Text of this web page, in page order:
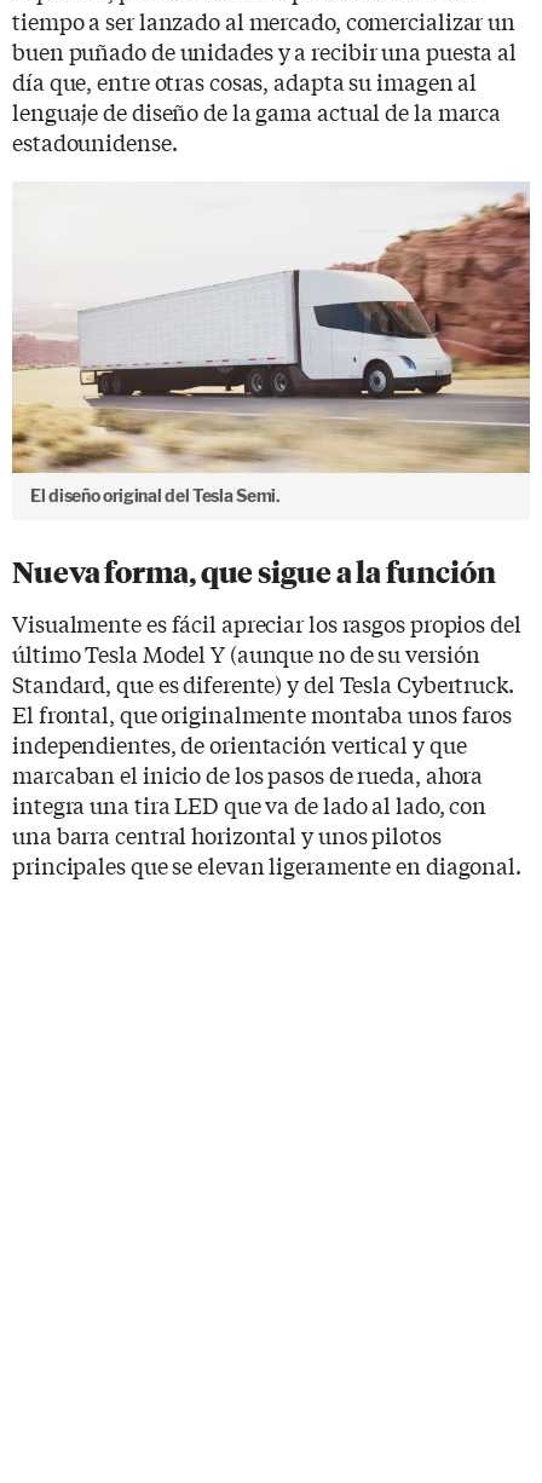
tiempo a ser lanzado al mercado, comercializar un
buen puñado de unidades y a recibir una puesta al
día que, entre otras cosas, adapta su imagen al
lenguaje de diseño de la gama actual de la marca
estadounidense.
El diseño original del Tesla Semi.
Nueva forma, que sigue a la función
Visualmente es fácil apreciar los rasgos propios del
último Tesla Model Y (aunque no de su versión
Standard, que es diferente) y del Tesla Cybertruck.
El frontal, que originalmente montaba unos faros
independientes, de orientación vertical y que
marcaban el inicio de los pasos de rueda, ahora
integra una tira LED que va de lado al lado, con
una barra central horizontal y unos pilotos
principales que se elevan ligeramente en diagonal.